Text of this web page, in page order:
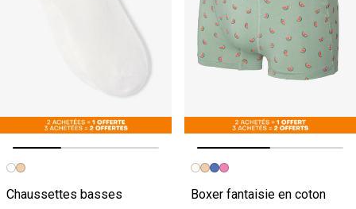
Image précédente
Image suivante
Chaussettes basses
Image précédente
Image suivante
Boxer fantaisie en coton